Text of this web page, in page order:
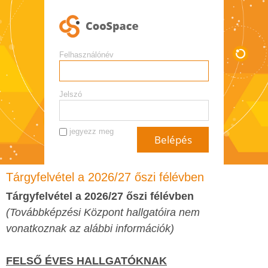
Felhasználónév
Jelszó
jegyezz meg
Tárgyfelvétel a 2026/27 őszi félévben
Tárgyfelvétel a 2026/27 őszi félévben
(Továbbképzési Központ hallgatóira nem
vonatkoznak az alábbi információk)
FELSŐ ÉVES HALLGATÓKNAK